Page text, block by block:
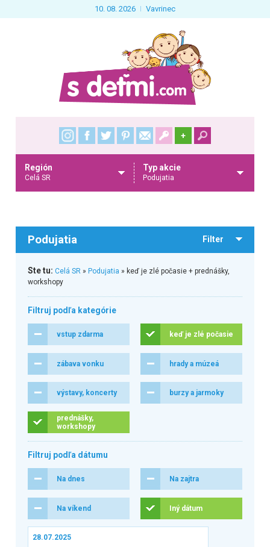
10. 08. 2026 Vavrinec
+
Región
Celá SR
Typ akcie
Podujatia
Podujatia Filter
Ste tu: Celá SR» Podujatia » keď je zlé počasie + prednášky,
workshopy
Filtruj podľa kategórie
vstup zdarma keď je zlé počasie
zábava vonku hrady a múzeá
výstavy, koncerty burzy a jarmoky
prednášky,
workshopy
Filtruj podľa dátumu
Na dnes Na zajtra
Na víkend Iný dátum